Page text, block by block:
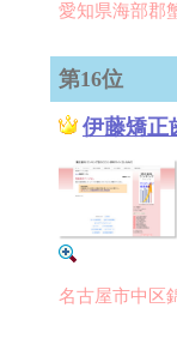
愛知県海部郡
第16位
伊藤矯正
名古屋市中区